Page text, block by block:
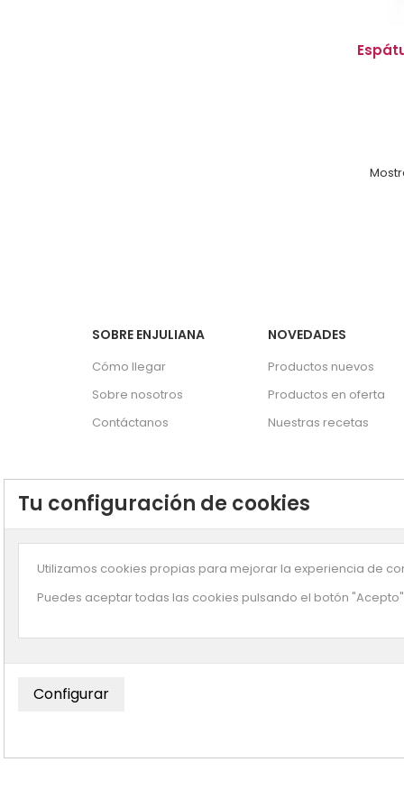
SOBRE ENJULIANA
Cómo llegar
Sobre nosotros
Contáctanos
NOVEDADES
Productos nuevos
Productos en oferta
Nuestras recetas
Tu configuración de cookies
Utilizamos cookies propias para mejorar la experiencia de
Puedes aceptar todas las cookies pulsando el botón